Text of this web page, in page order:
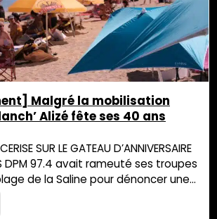
Malgré la mobilisation
Alizé fête ses 40 ans
SUR LE GATEAU D’ANNIVERSAIRE
DPM 97.4 avait rameuté ses troupes
de la Saline pour dénoncer une
public maritime qu’il estime
fois, l’alignement parfait des